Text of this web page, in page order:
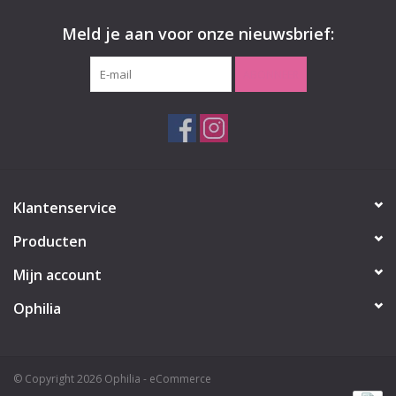
Meld je aan voor onze nieuwsbrief:
Klantenservice
Producten
Mijn account
Ophilia
© Copyright 2026 Ophilia - eCommerce